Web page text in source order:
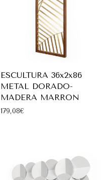
ESCULTURA 36x2x86
METAL DORADO-
MADERA MARRON
179,08€